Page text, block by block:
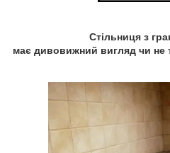
Стільниця з
має дивовижний вигляд чи не